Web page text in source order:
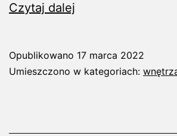
Czytaj dalej
powinny
Opublikowano 17 marca 2022
Umieszczono w kategoriach: